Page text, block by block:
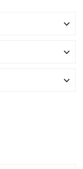


